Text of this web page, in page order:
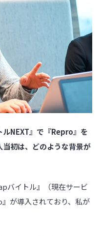
ルNEXT』で『Repro』を
初は、どのような背景が
バイトル』（現在サービ
が導入されており、私が